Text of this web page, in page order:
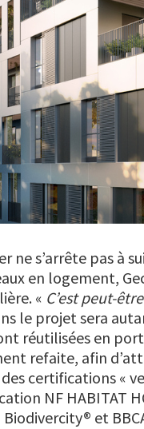
ne s’arrête pas à
en logement,
« C’est peut-
le projet sera
réutilisées en
refaite, afin
certifications «
NF HABITAT
et